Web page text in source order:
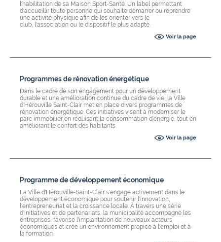
l'habilitation de sa Maison Sport-Santé. Un label permettant
d'accueillir toute personne qui souhaite démarrer ou reprendre
une activité physique afin de les orienter vers le
club, l'association ou le dispositif le plus adapté.
Voir la page
Programmes de rénovation énergétique
Dans le cadre de son engagement pour un développement
durable et une amélioration continue du cadre de vie, la Ville
d'Hérouville Saint-Clair met en place divers programmes de
rénovation énergétique. Ces initiatives visent à moderniser le
parc immobilier en réduisant la consommation d’énergie, tout en
améliorant le confort des habitants.
Voir la page
Programme de développement économique
La Ville d'Hérouville-Saint-Clair s'engage activement dans le
développement économique pour soutenir l'innovation,
l'entrepreneuriat et la croissance locale. À travers une série
d'initiatives et de partenariats, la municipalité accompagne les
entreprises, favorise l'implantation de nouveaux acteurs
économiques et crée un environnement propice à l'emploi et à
la formation.